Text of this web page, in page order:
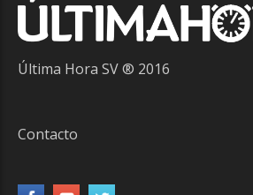
Última Hora SV ® 2016
Contacto